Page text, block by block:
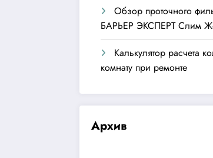
Обзор проточного
БАРЬЕР ЭКСПЕРТ Слим
Калькулятор расчета
комнату при ремонте
Архив